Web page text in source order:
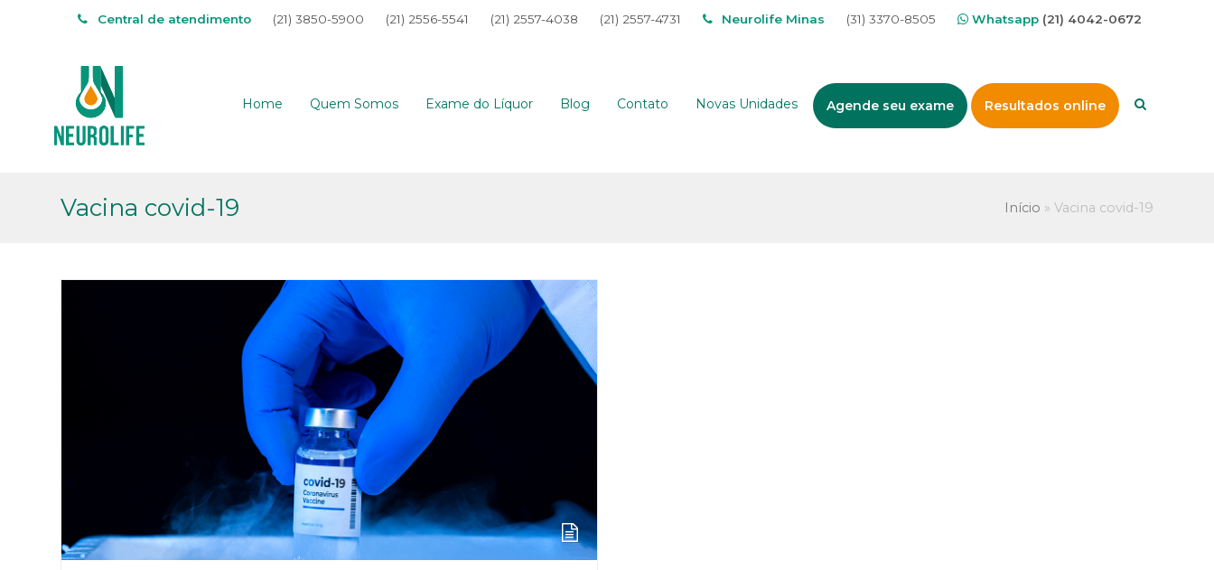
Central de atendimento (21) 3850-5900 (21) 2556-5541 (21) 2557-4038 (21) 2557-4731 Neurolife Minas (31) 3370-8505 Whatsapp (21) 4042-0672
Home Quem Somos Exame do Líquor Blog Contato Novas Unidades Agende seu exame Resultados online
Vacina covid-19 Início » Vacina covid-19